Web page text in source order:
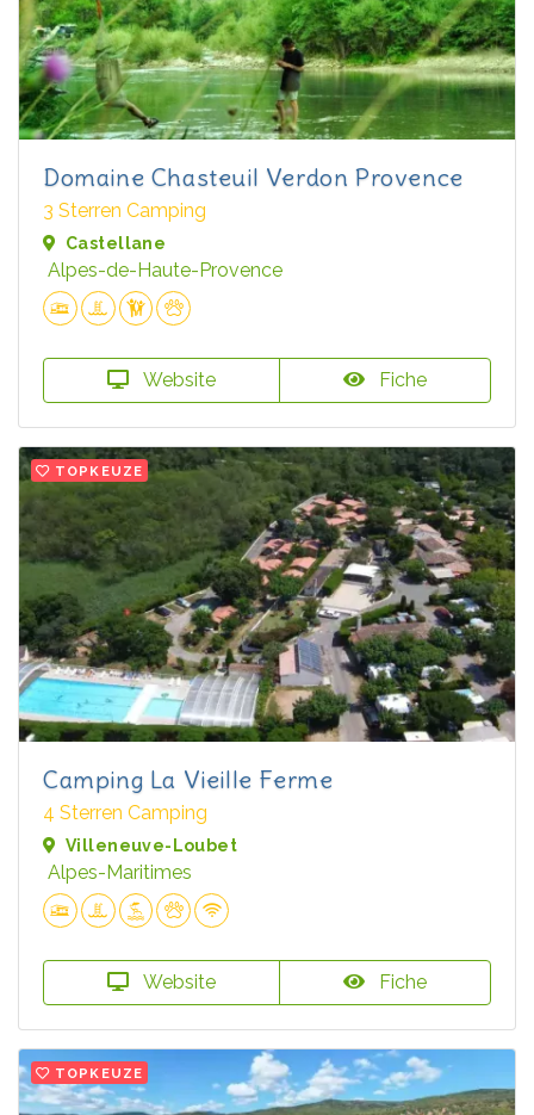
Domaine Chasteuil Verdon Provence
3 Sterren Camping
Castellane
Alpes-de-Haute-Provence
Website Fiche
TOPKEUZE
Camping La Vieille Ferme
4 Sterren Camping
Villeneuve-Loubet
Alpes-Maritimes
Website Fiche
TOPKEUZE